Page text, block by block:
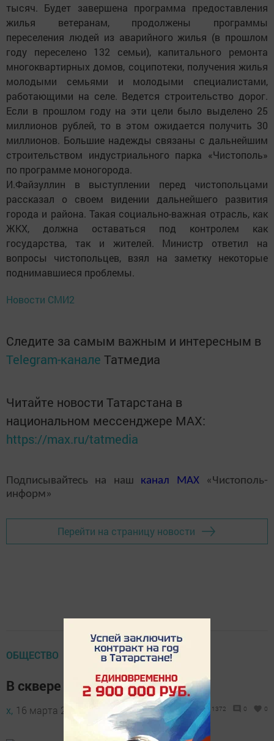
тысяч. Будет завершена программа предоставления
жилья ветеранам, продолжены программы
переселения людей из аварийного жилья (в прошлом
году переселено 132 семьи), капитального ремонта
многоквартирных домов, соципотеки, получения жилья
молодыми семьями и молодыми специалистами,
работающими на селе. Ведется строительство дорог.
Если в прошлом году на эти цели было выделено 25
миллионов рублей, то в этом ожидается получить 30
миллионов. Большие надежды связаны с дальнейшим
строительством индустриального парка «Чистополь»
по программе моногорода.
И.Файзуллин в выступлении перед чистопольцами
рассказал о своем видении дальнейшего развития
города и района. Такая социально-важная отрасль, как
ЖКХ, должна оставаться под контролем как
государства, так и жителей. Министр ответил на
вопросы чистопольцев, взял на заметку некоторые
поднимавшиеся проб­лемы.
Новости СМИ2
Следите за самым важным и интересным в
Telegram-канале Татмедиа
Читайте новости Татарстана в
национальном мессенджере MАХ:
https://max.ru/tatmedia
Подписывайтесь на наш канал MAX«Чистополь-
информ»
Перейти на страницу новости
ОБЩЕСТВО
В сквере появится часовня
х, 16 марта 2012 - 06:05 1372 0 0